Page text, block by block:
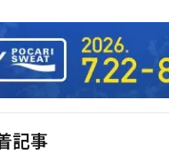
記事